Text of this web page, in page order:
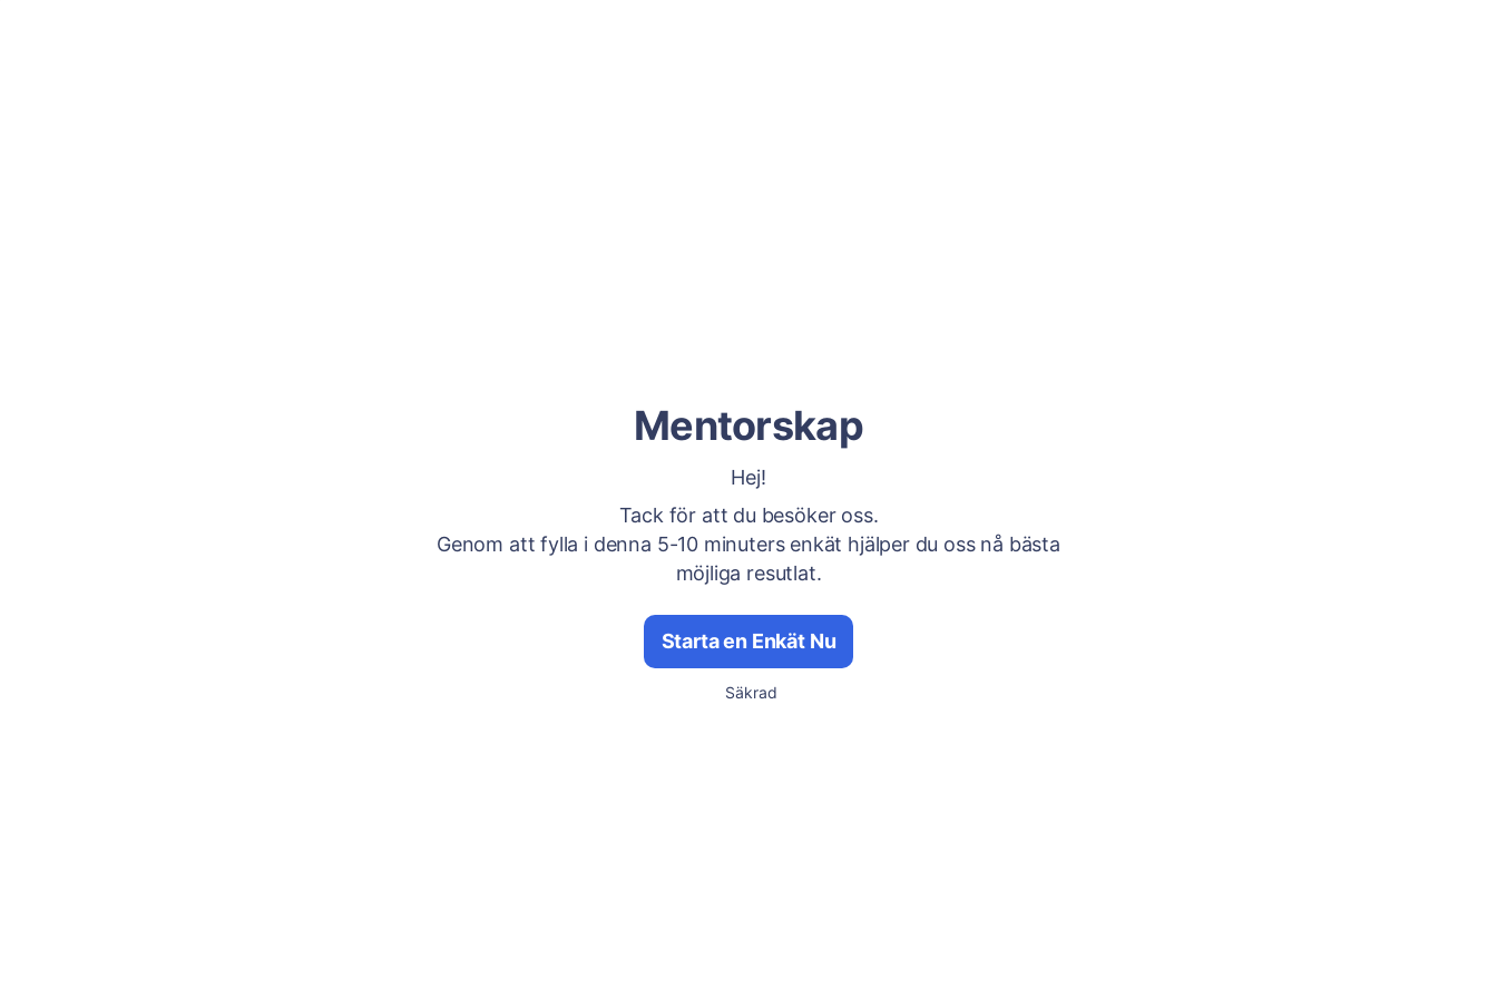
Mentorskap
Hej!
Tack för att du besöker oss.
Genom att fylla i denna 5-10 minuters enkät hjälper du oss nå bästa
möjliga resutlat.
Starta en Enkät Nu
Säkrad